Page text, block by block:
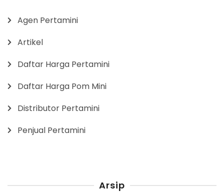
Agen Pertamini
Artikel
Daftar Harga Pertamini
Daftar Harga Pom Mini
Distributor Pertamini
Penjual Pertamini
Arsip